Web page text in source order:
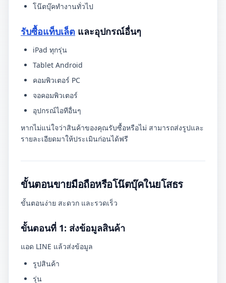
โน๊ตบุ๊คทำงานทั่วไป
รับซื้อแท็บเล็ต และอุปกรณ์อื่นๆ
iPad ทุกรุ่น
Tablet Android
คอมพิวเตอร์ PC
จอคอมพิวเตอร์
อุปกรณ์ไอทีอื่นๆ
หากไม่แน่ใจว่าสินค้าของคุณรับซื้อหรือไม่ สามารถส่งรูปและ
รายละเอียดมาให้ประเมินก่อนได้ฟรี
ขั้นตอนขายมือถือหรือโน๊ตบุ๊คในยโสธร
ขั้นตอนง่าย สะดวก และรวดเร็ว
ขั้นตอนที่ 1: ส่งข้อมูลสินค้า
แอด LINE แล้วส่งข้อมูล
รูปสินค้า
รุ่น